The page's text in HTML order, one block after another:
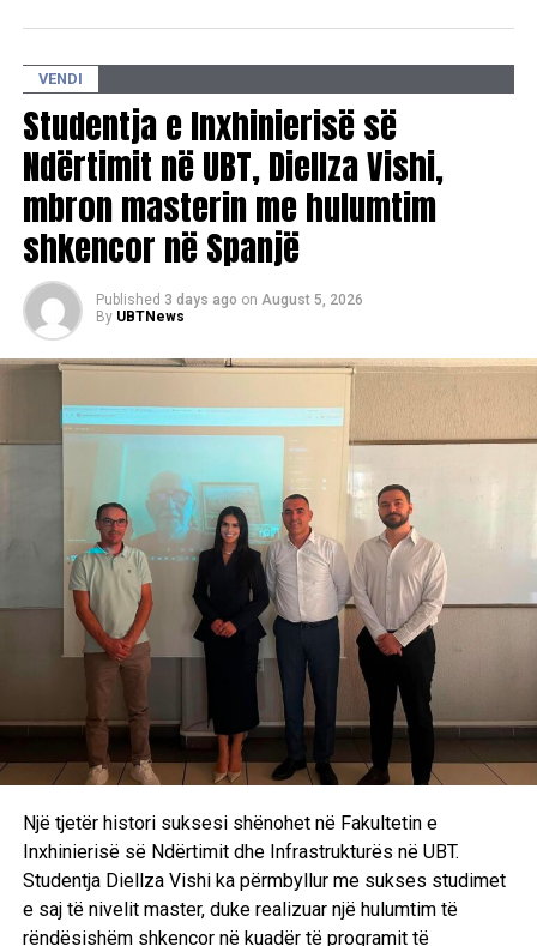
RELATED TOPICS: USA
REKTORI HAJRIZI
JIM XHEMA
UP NEXT
Fillon bashkëpunimi institucional për zhvillimin e
sportit, shëndetit dhe aktivitetit fizik në Ballkan
DON'T MISS
Rektori Hajrizi zhvillon një vizitë zyrtare në Federatën
Pan-Shqiptare të Amerikës “Vatra”
VENDI
Studentja e Inxhinierisë së
Ndërtimit në UBT, Diellza Vishi,
mbron masterin me hulumtim
shkencor në Spanjë
Published 3 days ago on August 5, 2026
By UBTNews
Një tjetër histori suksesi shënohet në Fakultetin e
Inxhinierisë së Ndërtimit dhe Infrastrukturës në UBT.
Studentja Diellza Vishi ka përmbyllur me sukses studimet
e saj të nivelit master, duke realizuar një hulumtim të
rëndësishëm shkencor në kuadër të programit të